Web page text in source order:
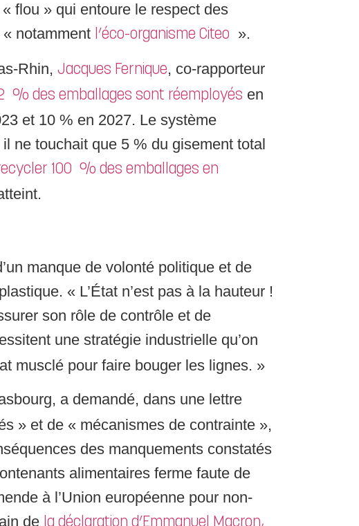
flou » qui entoure le respect des
notamment l’éco-organisme Citeo ».
Rhin, Jacques Fernique , co-rapporteur
% des emballages sont réemployés en
et 10 % en 2027. Le système
ne touchait que 5 % du gisement total
100 % des emballages en
manque de volonté politique et de
« L’État n’est pas à la hauteur !
son rôle de contrôle et de
une stratégie industrielle qu’on
musclé pour faire bouger les lignes. »
a demandé, dans une lettre
» et de « mécanismes de contrainte »,
des manquements constatés
alimentaires ferme faute de
à l’Union européenne pour non-
de